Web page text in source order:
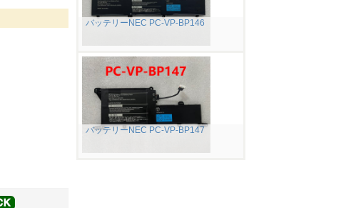
バッテリーNEC PC-VP-BP146
バッテリーNEC PC-VP-BP147